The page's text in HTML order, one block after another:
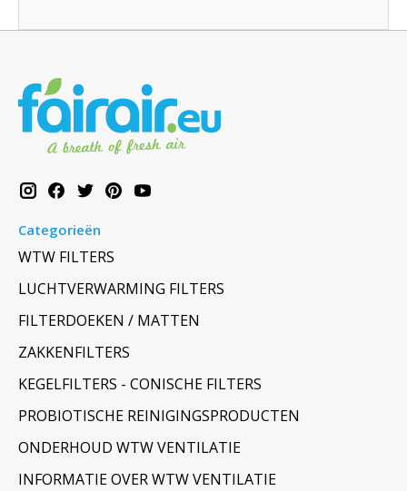
Categorieën
WTW FILTERS
LUCHTVERWARMING FILTERS
FILTERDOEKEN / MATTEN
ZAKKENFILTERS
KEGELFILTERS - CONISCHE FILTERS
PROBIOTISCHE REINIGINGSPRODUCTEN
ONDERHOUD WTW VENTILATIE
INFORMATIE OVER WTW VENTILATIE